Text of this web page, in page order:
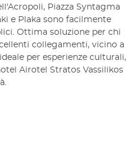
Piazza Syntagma
e Plaka sono facilmente
Ottima soluzione per chi
collegamenti, vicino a
per esperienze culturali,
Airotel Stratos Vassilikos